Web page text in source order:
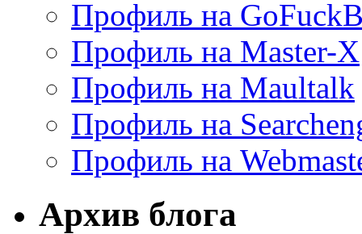
Профиль на
Профиль на Master-X
Профиль на Maultalk
Профиль на
Профиль на
Архив блога